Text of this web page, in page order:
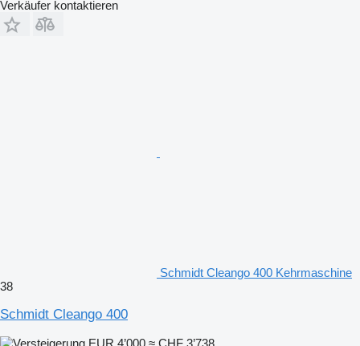
Verkäufer kontaktieren
Schmidt Cleango 400 Kehrmaschine
38
Schmidt Cleango 400
EUR 4’000 ≈ CHF 3’738